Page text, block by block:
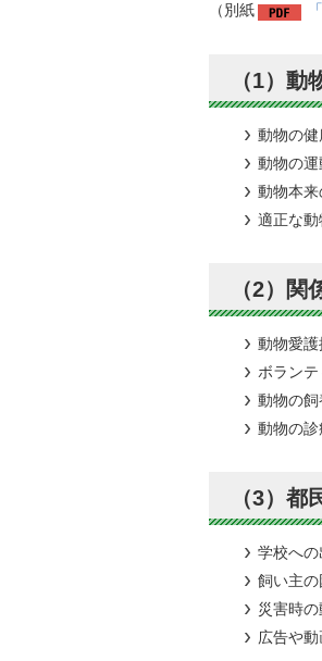
（別紙
（1）
動物の
動物の
動物本
適正な
（2）
動物愛
ボラン
動物の
動物の
（3）
学校へ
飼い主
災害時
広告や